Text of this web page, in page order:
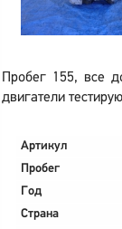
Пробег 155, все
двигатели
Артикул
Пробег
Год
Страна